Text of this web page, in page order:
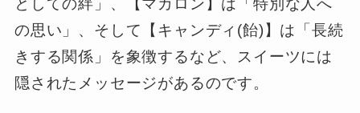
としての絆」、【マカロン】は「特別な人へ
の思い」、そして【キャンディ(飴)】は「長続
きする関係」を象徴するなど、スイーツには
隠されたメッセージがあるのです。